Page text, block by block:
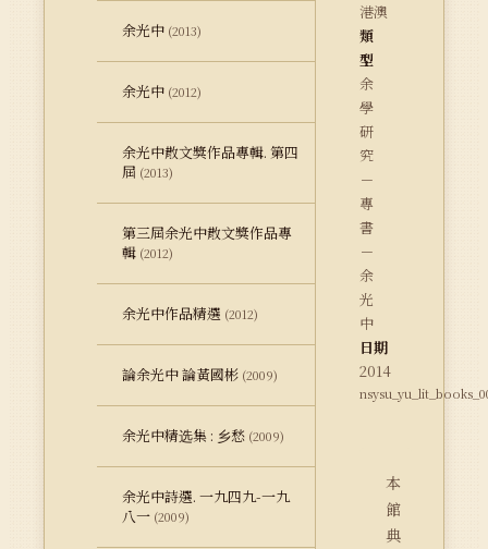
余光中 (2013)
余光中 (2012)
余光中散文獎作品專輯. 第四
屆 (2013)
第三屆余光中散文獎作品專
輯 (2012)
余光中作品精選 (2012)
論余光中 論黃國彬 (2009)
余光中精选集 : 乡愁 (2009)
余光中詩選. 一九四九-一九
八一 (2009)
港澳
類
型
余
學
研
究
－
專
書
－
余
光
中
日期
2014
本
館
典